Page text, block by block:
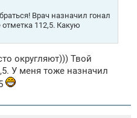
Врач назначил гонал
отметка 112,5. Какую
округляют))) Твой
У меня тоже назначил